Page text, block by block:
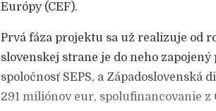
Európy (CEF).
Prvá fáza projektu sa už realizuje od
slovenskej strane je do neho
spoločnosť SEPS, a Západoslovenská
291 miliónov eur, spolufinancovanie